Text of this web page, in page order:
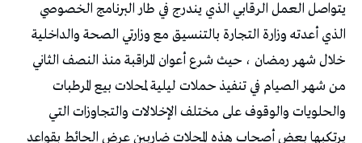
يتواصل العمل الرقابي الذي يندرج في طار البرنامج الخصوصي
الذي أعدته وزارة التجارة بالتنسيق مع وزارتي الصحة والداخلية
خلال شهر رمضان ، حيث شرع أعوان المراقبة منذ النصف الثاني
من شهر الصيام في تنفيذ حملات ليلية لمحلات بيع المرطبات
والحلويات والوقوف على مختلف الإخلالات والتجاوزات التي
يرتكبها بعض أصحاب هذه المحلات ضاربين عرض الحائط بقواعد